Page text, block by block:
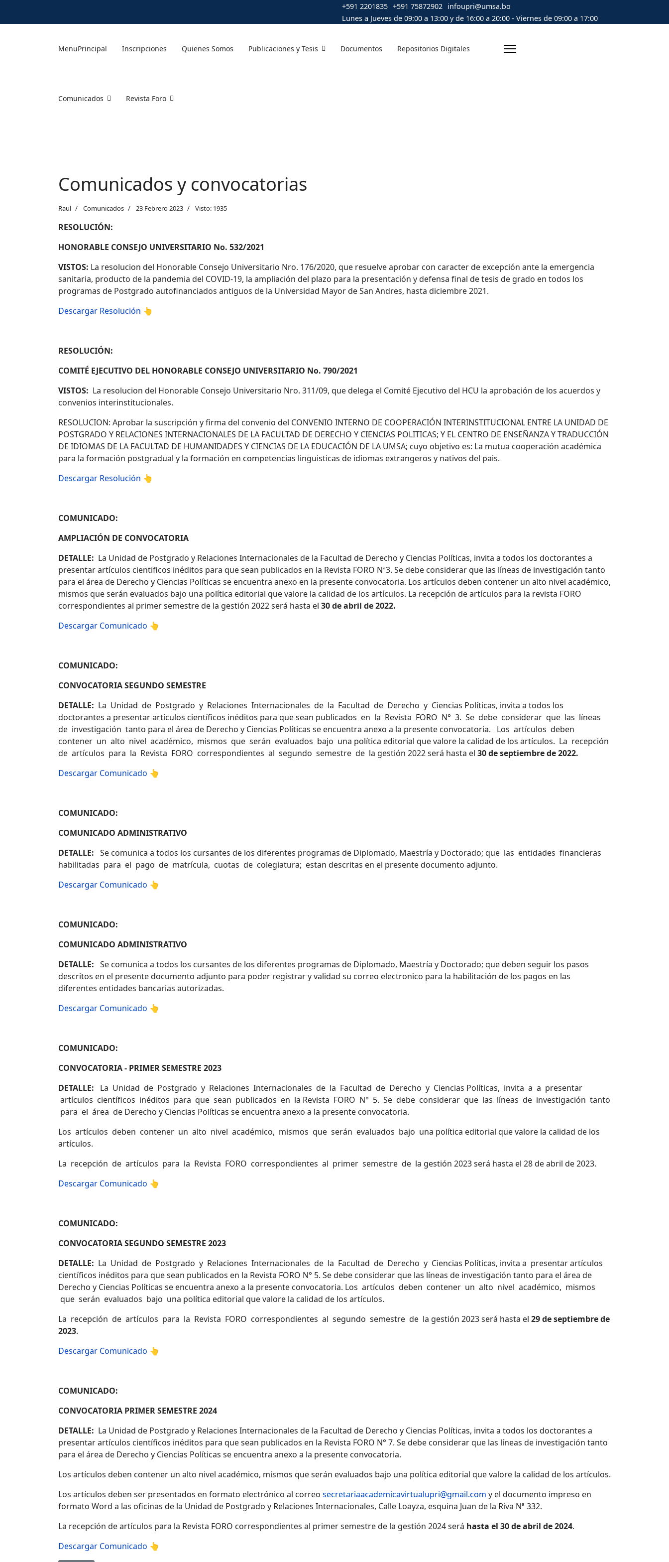
+591 2201835 +591 75872902 infoupri@umsa.bo
Lunes a Jueves de 09:00 a 13:00 y de 16:00 a 20:00 - Viernes de 09:00 a 17:00
MenuPrincipal Inscripciones Quienes Somos Publicaciones y Tesis Documentos Repositorios Digitales
Comunicados Revista Foro
Comunicados y convocatorias
Raul Comunicados 23 Febrero 2023 Visto: 1935
RESOLUCIÓN:
HONORABLE CONSEJO UNIVERSITARIO No. 532/2021
VISTOS: La resolucion del Honorable Consejo Universitario Nro. 176/2020, que resuelve aprobar con caracter de excepción ante la emergencia
sanitaria, producto de la pandemia del COVID-19, la ampliación del plazo para la presentación y defensa final de tesis de grado en todos los
programas de Postgrado autofinanciados antiguos de la Universidad Mayor de San Andres, hasta diciembre 2021.
Descargar Resolución 👆
RESOLUCIÓN:
COMITÉ EJECUTIVO DEL HONORABLE CONSEJO UNIVERSITARIO No. 790/2021
VISTOS: La resolucion del Honorable Consejo Universitario Nro. 311/09, que delega el Comité Ejecutivo del HCU la aprobación de los acuerdos y
convenios interinstitucionales.
RESOLUCION: Aprobar la suscripción y firma del convenio del CONVENIO INTERNO DE COOPERACIÓN INTERINSTITUCIONAL ENTRE LA UNIDAD DE
POSTGRADO Y RELACIONES INTERNACIONALES DE LA FACULTAD DE DERECHO Y CIENCIAS POLITICAS; Y EL CENTRO DE ENSEÑANZA Y TRADUCCIÓN
DE IDIOMAS DE LA FACULTAD DE HUMANIDADES Y CIENCIAS DE LA EDUCACIÓN DE LA UMSA; cuyo objetivo es: La mutua cooperación académica
para la formación postgradual y la formación en competencias linguisticas de idiomas extrangeros y nativos del pais.
Descargar Resolución 👆
COMUNICADO:
AMPLIACIÓN DE CONVOCATORIA
DETALLE: La Unidad de Postgrado y Relaciones Internacionales de la Facultad de Derecho y Ciencias Políticas, invita a todos los doctorantes a
presentar artículos cientificos inéditos para que sean publicados en la Revista FORO Nª3. Se debe considerar que las líneas de investigación tanto
para el área de Derecho y Ciencias Políticas se encuentra anexo en la presente convocatoria. Los artículos deben contener un alto nivel académico,
mismos que serán evaluados bajo una política editorial que valore la calidad de los artículos. La recepción de artículos para la revista FORO
correspondientes al primer semestre de la gestión 2022 será hasta el 30 de abril de 2022.
Descargar Comunicado 👆
COMUNICADO:
CONVOCATORIA SEGUNDO SEMESTRE
DETALLE: La Unidad de Postgrado y Relaciones Internacionales de la Facultad de Derecho y Ciencias Políticas, invita a todos los
doctorantes a presentar artículos científicos inéditos para que sean publicados en la Revista FORO N° 3. Se debe considerar que las líneas
de investigación tanto para el área de Derecho y Ciencias Políticas se encuentra anexo a la presente convocatoria. Los artículos deben
contener un alto nivel académico, mismos que serán evaluados bajo una política editorial que valore la calidad de los artículos. La recepción
de artículos para la Revista FORO correspondientes al segundo semestre de la gestión 2022 será hasta el 30 de septiembre de 2022.
Descargar Comunicado 👆
COMUNICADO:
COMUNICADO ADMINISTRATIVO
DETALLE: Se comunica a todos los cursantes de los diferentes programas de Diplomado, Maestría y Doctorado; que las entidades financieras
habilitadas para el pago de matrícula, cuotas de colegiatura; estan descritas en el presente documento adjunto.
Descargar Comunicado 👆
COMUNICADO:
COMUNICADO ADMINISTRATIVO
DETALLE: Se comunica a todos los cursantes de los diferentes programas de Diplomado, Maestría y Doctorado; que deben seguir los pasos
descritos en el presente documento adjunto para poder registrar y validad su correo electronico para la habilitación de los pagos en las
diferentes entidades bancarias autorizadas.
Descargar Comunicado 👆
COMUNICADO:
CONVOCATORIA - PRIMER SEMESTRE 2023
DETALLE: La Unidad de Postgrado y Relaciones Internacionales de la Facultad de Derecho y Ciencias Políticas, invita a a presentar
artículos científicos inéditos para que sean publicados en la Revista FORO N° 5. Se debe considerar que las líneas de investigación tanto
para el área de Derecho y Ciencias Políticas se encuentra anexo a la presente convocatoria.
Los artículos deben contener un alto nivel académico, mismos que serán evaluados bajo una política editorial que valore la calidad de los
artículos.
La recepción de artículos para la Revista FORO correspondientes al primer semestre de la gestión 2023 será hasta el 28 de abril de 2023.
Descargar Comunicado 👆
COMUNICADO:
CONVOCATORIA SEGUNDO SEMESTRE 2023
DETALLE: La Unidad de Postgrado y Relaciones Internacionales de la Facultad de Derecho y Ciencias Políticas, invita a presentar artículos
científicos inéditos para que sean publicados en la Revista FORO N° 5. Se debe considerar que las líneas de investigación tanto para el área de
Derecho y Ciencias Políticas se encuentra anexo a la presente convocatoria. Los artículos deben contener un alto nivel académico, mismos
que serán evaluados bajo una política editorial que valore la calidad de los artículos.
La recepción de artículos para la Revista FORO correspondientes al segundo semestre de la gestión 2023 será hasta el 29 de septiembre de
2023.
Descargar Comunicado 👆
COMUNICADO:
CONVOCATORIA PRIMER SEMESTRE 2024
DETALLE: La Unidad de Postgrado y Relaciones Internacionales de la Facultad de Derecho y Ciencias Políticas, invita a todos los doctorantes a
presentar artículos científicos inéditos para que sean publicados en la Revista FORO N° 7. Se debe considerar que las líneas de investigación tanto
para el área de Derecho y Ciencias Políticas se encuentra anexo a la presente convocatoria.
Los artículos deben contener un alto nivel académico, mismos que serán evaluados bajo una política editorial que valore la calidad de los artículos.
Los artículos deben ser presentados en formato electrónico al correo secretariaacademicavirtualupri@gmail.com y el documento impreso en
formato Word a las oficinas de la Unidad de Postgrado y Relaciones Internacionales, Calle Loayza, esquina Juan de la Riva Nª 332.
La recepción de artículos para la Revista FORO correspondientes al primer semestre de la gestión 2024 será hasta el 30 de abril de 2024.
Descargar Comunicado 👆